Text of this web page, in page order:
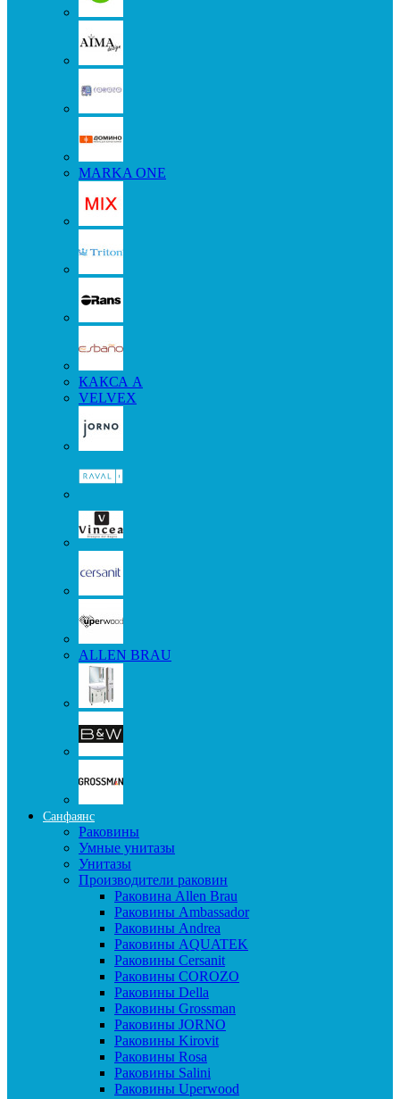
MARKA ONE
КАКСА А
VELVEX
ALLEN BRAU
Санфаянс
Раковины
Умные унитазы
Унитазы
Производители раковин
Раковина Allen Brau
Раковины Ambassador
Раковины Andrea
Раковины AQUATEK
Раковины Cersanit
Раковины COROZO
Раковины Della
Раковины Grossman
Раковины JORNO
Раковины Kirovit
Раковины Rosa
Раковины Salini
Раковины Uperwood